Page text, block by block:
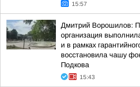
15:57
Дмитрий Ворошилов:
организация
и в рамках
восстановила чашу
Подкова
15:43